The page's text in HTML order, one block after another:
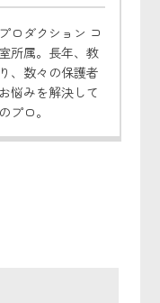
ロダクション コ
所属。長年、教
、数々の保護者
悩みを解決して
プロ。